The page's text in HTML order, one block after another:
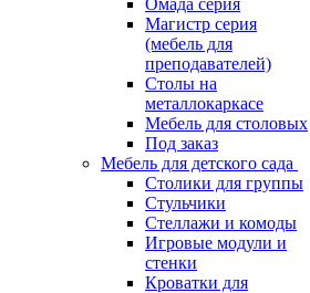
Омада серия
Магистр серия
(мебель для
преподавателей)
Столы на
металлокаркасе
Мебель для столовых
Под заказ
Мебель для детского сада
Столики для группы
Стульчики
Стеллажи и комоды
Игровые модули и
стенки
Кроватки для